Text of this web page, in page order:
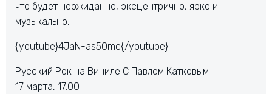
что будет неожиданно, эксцентрично, ярко и
музыкально.
{youtube}4JaN-as5Omc{/youtube}
Русский Рок на Виниле С Павлом Катковым
17 марта, 17.00